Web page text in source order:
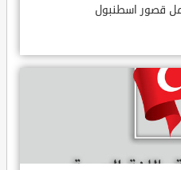
قصور اسطنبول